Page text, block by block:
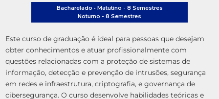
Bacharelado • Matutino - 8 Semestres
Noturno - 8 Semestres
Este curso de graduação é ideal para pessoas que desejam
obter conhecimentos e atuar profissionalmente com
questões relacionadas com a proteção de sistemas de
informação, detecção e prevenção de intrusões, segurança
em redes e infraestrutura, criptografia, e governança de
cibersegurança. O curso desenvolve habilidades teóricas e